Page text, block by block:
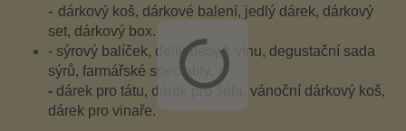
- dárkový koš, dárkové balení, jedlý dárek, dárkový
set, dárkový box.
- sýrový balíček, delikatesy k vínu, degustační sada
sýrů, farmářské speciality.
- dárek pro tátu, dárek pro šéfa, vánoční dárkový koš,
dárek pro vinaře.